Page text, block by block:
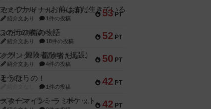
53 PT
セミファイナル ～お前はまだ生きている～
紹介文あり 1件の投稿
52 PT
ふたつの街の物語
紹介文あり 18件の投稿
50 PT
クランク! ：冒険者たち（拡張）
紹介文あり 4件の投稿
42 PT
とうほうの！
1件の投稿
42 PT
スターマイン・ラミー ポケット